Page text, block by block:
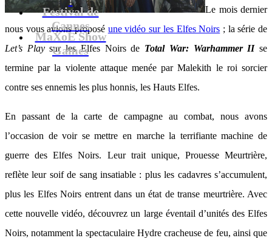
Festival de
Cannes
MaXoE Show
Games
Le mois dernier
nous vous avions proposé une vidéo sur les Elfes Noirs ; la série de
Let’s Playsur les Elfes Noirs de Total War: Warhammer IIse
termine par la violente attaque menée par Malekith le roi sorcier
contre ses ennemis les plus honnis, les Hauts Elfes.
En passant de la carte de campagne au combat, nous avons
l’occasion de voir se mettre en marche la terrifiante machine de
guerre des Elfes Noirs. Leur trait unique, Prouesse Meurtrière,
reflète leur soif de sang insatiable : plus les cadavres s’accumulent,
plus les Elfes Noirs entrent dans un état de transe meurtrière. Avec
cette nouvelle vidéo, découvrez un large éventail d’unités des Elfes
Noirs, notamment la spectaculaire Hydre cracheuse de feu, ainsi que